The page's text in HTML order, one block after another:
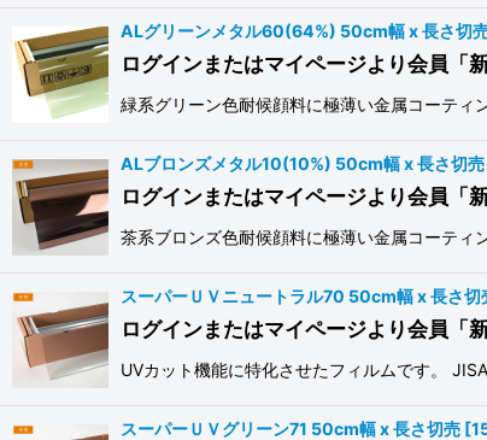
ALグリーンメタル60(64%) 50cm幅 x 長さ切
ログインまたはマイページより会員「
緑系グリーン色耐候顔料に極薄い金属コーテ
ALブロンズメタル10(10%) 50cm幅 x 長さ切売
ログインまたはマイページより会員「
茶系ブロンズ色耐候顔料に極薄い金属コーテ
スーパーＵＶニュートラル70 50cm幅 x 長さ切
ログインまたはマイページより会員「
UVカット機能に特化させたフィルムです。
スーパーＵＶグリーン71 50cm幅 x 長さ切売 [